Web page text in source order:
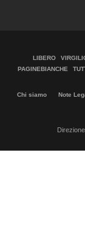
LIBERO
PAGINEBIANCHE
Chi siamo Note